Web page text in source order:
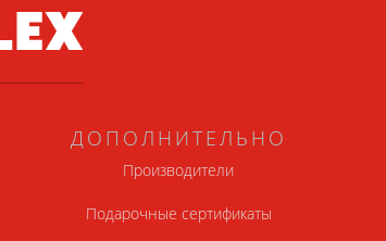
ДОПОЛНИТЕЛЬНО
Производители
Подарочные сертификаты